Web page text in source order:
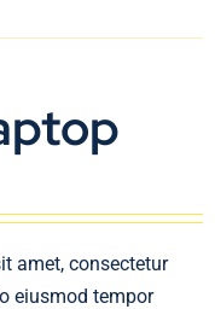
amet, consectetur
eiusmod tempor